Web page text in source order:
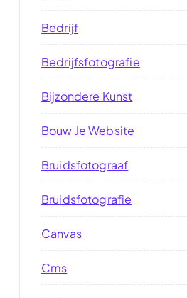
Bedrijf
Bedrijfsfotografie
Bijzondere Kunst
Bouw Je Website
Bruidsfotograaf
Bruidsfotografie
Canvas
Cms